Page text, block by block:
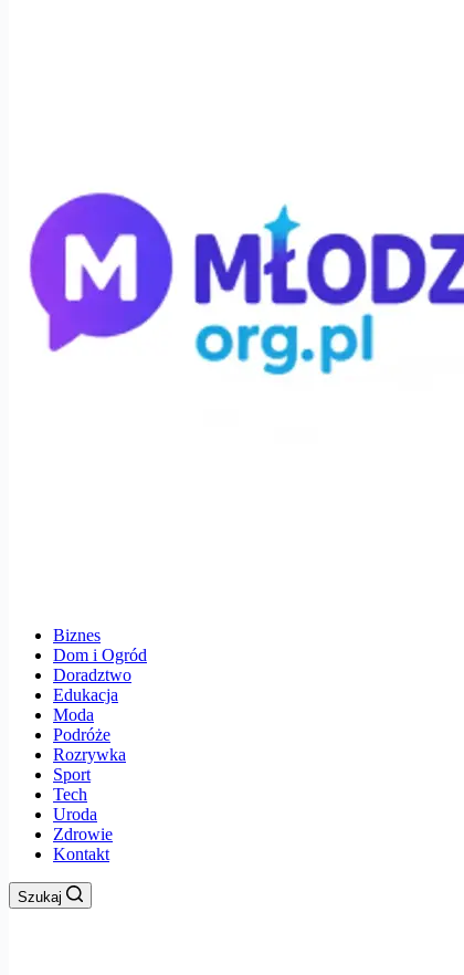
Biznes
Dom i Ogród
Doradztwo
Edukacja
Moda
Podróże
Rozrywka
Sport
Tech
Uroda
Zdrowie
Kontakt
Szukaj